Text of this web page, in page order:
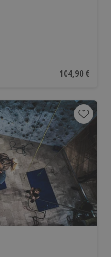
Aktueller Preis
104,90 €